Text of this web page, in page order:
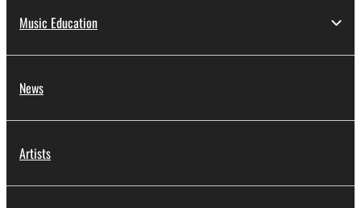
Music Education
News
Artists